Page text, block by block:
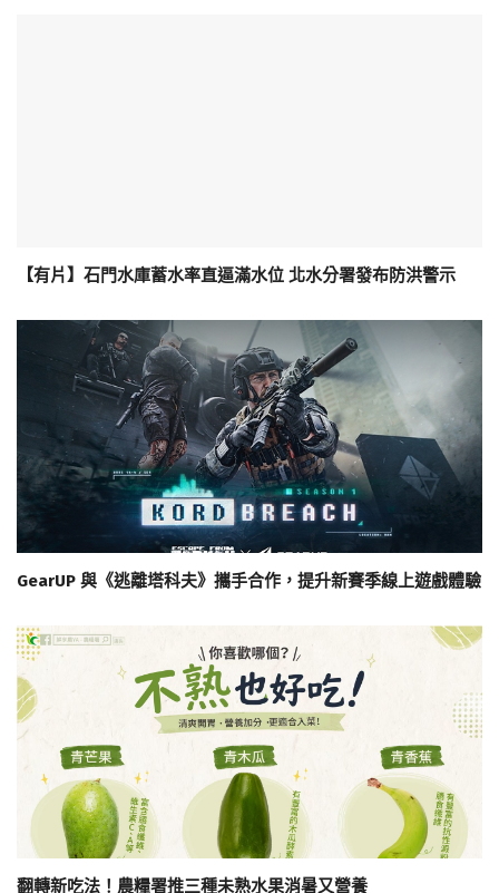
【有片】石門水庫蓄水率直逼滿水位 北水分署發布防洪警示
GearUP 與《逃離塔科夫》攜手合作，提升新賽季線上遊戲體驗
翻轉新吃法！農糧署推三種未熟水果消暑又營養